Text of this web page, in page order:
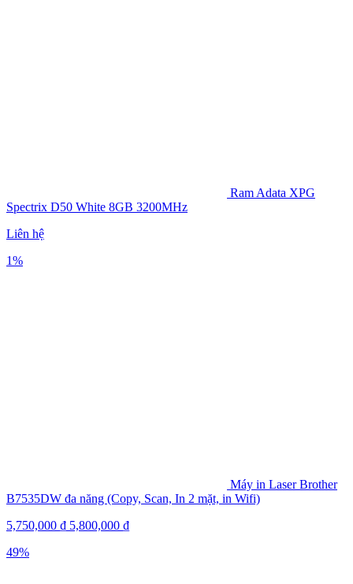
Ram Adata XPG
Spectrix D50 White 8GB 3200MHz
Liên hệ
1%
Máy in Laser Brother
B7535DW đa năng (Copy, Scan, In 2 mặt, in Wifi)
5,750,000 ₫ 5,800,000 ₫
49%